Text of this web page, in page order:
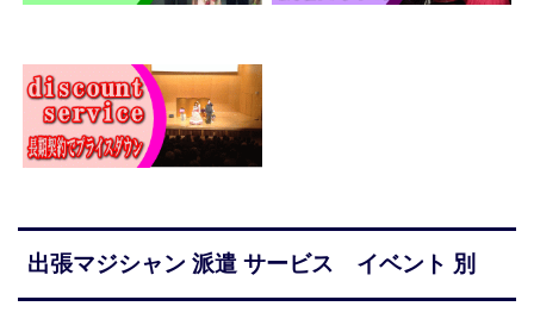
出張マジシャン 派遣 サービス イベント 別